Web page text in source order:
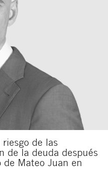
de las
de la deuda después
Mateo Juan en